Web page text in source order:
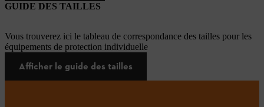
GUIDE DES TAILLES
Vous trouverez ici le tableau de correspondance des tailles pour les
équipements de protection individuelle
Afficher le guide des tailles